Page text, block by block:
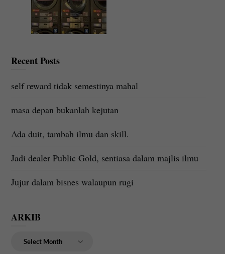
Recent Posts
self reward tidak semestinya mahal
masa depan bukanlah kejutan
Ada duit, tambah ilmu dan skill.
Jadi dealer Public Gold, sentiasa dalam majlis ilmu
Jujur dalam bisnes walaupun rugi
ARKIB
ARKIB